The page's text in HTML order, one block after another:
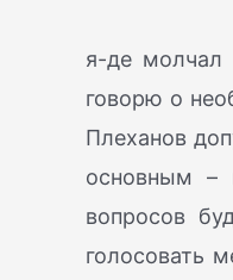
я-де молчал
говорю о
Плеханов
основным –
вопросов
голосовать